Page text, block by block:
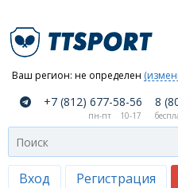
Ваш регион: не определен
Вход Регистрация
компании
Как
сделать
заказ
+7 (812) 677-58-56 8
пн-пт 10-17